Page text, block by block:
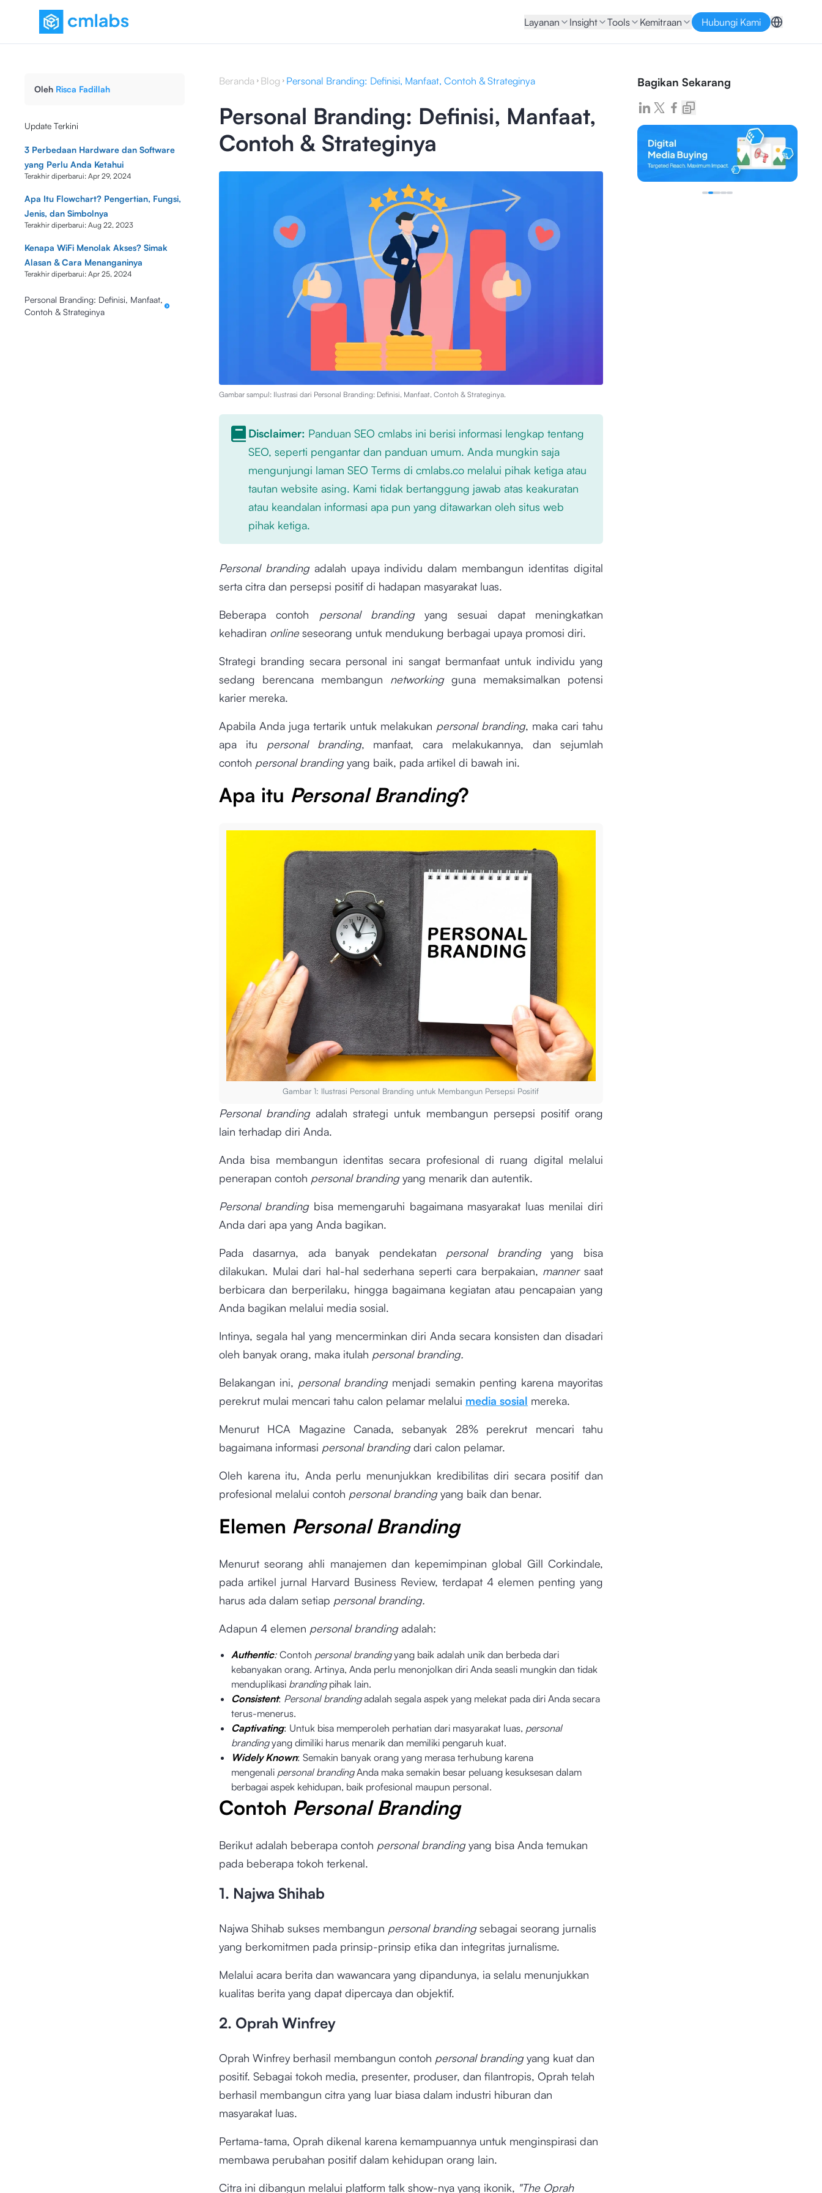
Layanan Insight Tools Kemitraan Hubungi Kami
Oleh Risca Fadillah
Update Terkini
3 Perbedaan Hardware dan Software
yang Perlu Anda Ketahui
Terakhir diperbarui: Apr 29, 2024
Apa Itu Flowchart? Pengertian, Fungsi,
Jenis, dan Simbolnya
Terakhir diperbarui: Aug 22, 2023
Kenapa WiFi Menolak Akses? Simak
Alasan & Cara Menanganinya
Terakhir diperbarui: Apr 25, 2024
Personal Branding: Definisi, Manfaat,
Contoh & Strateginya
Beranda Blog Personal Branding: Definisi, Manfaat, Contoh & Strateginya
Personal Branding: Definisi, Manfaat,
Contoh & Strateginya
Gambar sampul: Ilustrasi dari Personal Branding: Definisi, Manfaat, Contoh & Strateginya.
Disclaimer: Panduan SEO cmlabs ini berisi informasi lengkap tentang
SEO, seperti pengantar dan panduan umum. Anda mungkin saja
mengunjungi laman SEO Terms di cmlabs.co melalui pihak ketiga atau
tautan website asing. Kami tidak bertanggung jawab atas keakuratan
atau keandalan informasi apa pun yang ditawarkan oleh situs web
pihak ketiga.
Personal brandingadalah upaya individu dalam membangun identitas digital
serta citra dan persepsi positif di hadapan masyarakat luas.
Beberapa contoh personal brandingyang sesuai dapat meningkatkan
kehadiran online seseorang untuk mendukung berbagai upaya promosi diri.
Strategi branding secara personal ini sangat bermanfaat untuk individu yang
sedang berencana membangun networking guna memaksimalkan potensi
karier mereka.
Apabila Anda juga tertarik untuk melakukan personal branding, maka cari tahu
apa itu personal branding, manfaat, cara melakukannya, dan sejumlah
contoh personal brandingyang baik, pada artikel di bawah ini.
Apa itu Personal Branding?
Gambar 1: Ilustrasi Personal Branding untuk Membangun Persepsi Positif
Personal branding adalah strategi untuk membangun persepsi positif orang
lain terhadap diri Anda.
Anda bisa membangun identitas secara profesional di ruang digital melalui
penerapan contoh personal brandingyang menarik dan autentik.
Personal branding bisa memengaruhi bagaimana masyarakat luas menilai diri
Anda dari apa yang Anda bagikan.
Pada dasarnya, ada banyak pendekatan personal brandingyang bisa
dilakukan. Mulai dari hal-hal sederhana seperti cara berpakaian, manner saat
berbicara dan berperilaku, hingga bagaimana kegiatan atau pencapaian yang
Anda bagikan melalui media sosial.
Intinya, segala hal yang mencerminkan diri Anda secara konsisten dan disadari
oleh banyak orang, maka itulah personal branding.
Belakangan ini, personal branding menjadi semakin penting karena mayoritas
perekrut mulai mencari tahu calon pelamar melalui media sosial mereka.
Menurut HCA Magazine Canada, sebanyak 28% perekrut mencari tahu
bagaimana informasi personal brandingdari calon pelamar.
Oleh karena itu, Anda perlu menunjukkan kredibilitas diri secara positif dan
profesional melalui contoh personal brandingyang baik dan benar.
Elemen Personal Branding
Menurut seorang ahli manajemen dan kepemimpinan global Gill Corkindale,
pada artikel jurnal Harvard Business Review, terdapat 4 elemen penting yang
harus ada dalam setiap personal branding.
Adapun 4 elemen personal branding adalah:
Authentic: Contoh personal brandingyang baik adalah unik dan berbeda dari
kebanyakan orang. Artinya, Anda perlu menonjolkan diri Anda seasli mungkin dan tidak
menduplikasi branding pihak lain.
Consistent: Personal brandingadalah segala aspek yang melekat pada diri Anda secara
terus-menerus.
Captivating: Untuk bisa memperoleh perhatian dari masyarakat luas, personal
brandingyang dimiliki harus menarik dan memiliki pengaruh kuat.
Widely Known: Semakin banyak orang yang merasa terhubung karena
mengenali personal brandingAnda maka semakin besar peluang kesuksesan dalam
berbagai aspek kehidupan, baik profesional maupun personal.
Contoh Personal Branding
Berikut adalah beberapa contoh personal brandingyang bisa Anda temukan
pada beberapa tokoh terkenal.
1. Najwa Shihab
Najwa Shihab sukses membangun personal brandingsebagai seorang jurnalis
yang berkomitmen pada prinsip-prinsip etika dan integritas jurnalisme.
Melalui acara berita dan wawancara yang dipandunya, ia selalu menunjukkan
kualitas berita yang dapat dipercaya dan objektif.
2. Oprah Winfrey
Oprah Winfrey berhasil membangun contoh personal brandingyang kuat dan
positif. Sebagai tokoh media, presenter, produser, dan filantropis, Oprah telah
berhasil membangun citra yang luar biasa dalam industri hiburan dan
masyarakat luas.
Pertama-tama, Oprah dikenal karena kemampuannya untuk menginspirasi dan
membawa perubahan positif dalam kehidupan orang lain.
Citra ini dibangun melalui platform talk show-nya yang ikonik, "The Oprah
Bagikan Sekarang